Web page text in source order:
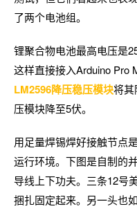
了两个电池组。
锂聚合物电池最高电压是
这样直接接入Arduino Pro
LM2596降压稳压模块将其
压模块降至5伏。
用足量焊锡焊好接触节点
运行环境。下图是自制的
导线上下功夫。三条12号
捆扎固定起来。另一头也